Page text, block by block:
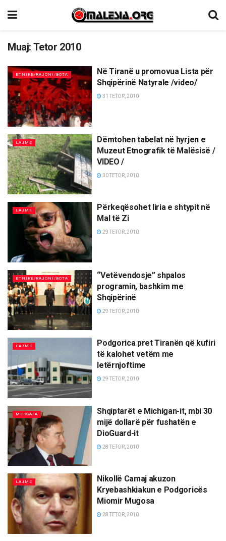
Muaj: Tetor 2010
ETNIKE/RAJONI/BOTA
Në Tiranë u promovua Lista për
Shqipërinë Natyrale /video/
31 TETOR, 2010
LAJME
Dëmtohen tabelat në hyrjen e
Muzeut Etnografik të Malësisë /
VIDEO /
30 TETOR, 2010
LAJME
Përkeqësohet liria e shtypit në
Mal të Zi
29 TETOR, 2010
ETNIKE/RAJONI/BOTA
“Vetëvendosje” shpalos
programin, bashkim me
Shqipërinë
29 TETOR, 2010
LAJME
Podgorica pret Tiranën që kufiri
të kalohet vetëm me
letërnjoftime
29 TETOR, 2010
MËRGATA
Shqiptarët e Michigan-it, mbi 30
mijë dollarë për fushatën e
DioGuard-it
28 TETOR, 2010
LAJME
Nikollë Camaj akuzon
Kryebashkiakun e Podgoricës
Miomir Mugosa
28 TETOR, 2010